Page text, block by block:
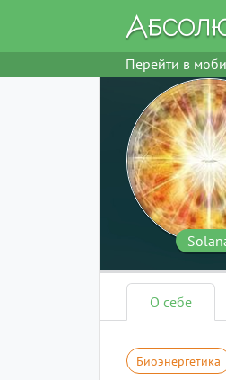
Перейти в
О себе
Биоэнергетика